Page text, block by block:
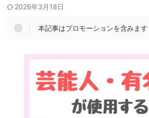
2026年3月18日
本記事はプロモーションを含みます